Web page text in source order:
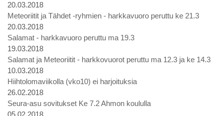
20.03.2018
Meteoriitit ja Tähdet -ryhmien - harkkavuoro peruttu ke 21.3
20.03.2018
Salamat - harkkavuoro peruttu ma 19.3
19.03.2018
Salamat ja Meteoriitit - harkkovuorot peruttu ma 12.3 ja ke 14.3
10.03.2018
Hiihtolomaviikolla (vko10) ei harjoituksia
26.02.2018
Seura-asu sovitukset Ke 7.2 Ahmon koululla
05.02.2018